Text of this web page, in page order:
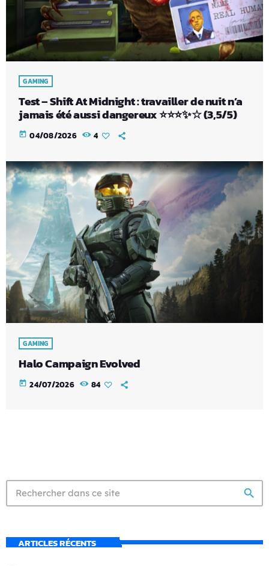
GAMING
Test – Shift At Midnight : travailler de nuit n’a
jamais été aussi dangereux ⭐⭐⭐✨☆ (3,5/5)
today 04/08/2026 4
GAMING
Halo Campaign Evolved
today 24/07/2026 84
search
ARTICLES RÉCENTS